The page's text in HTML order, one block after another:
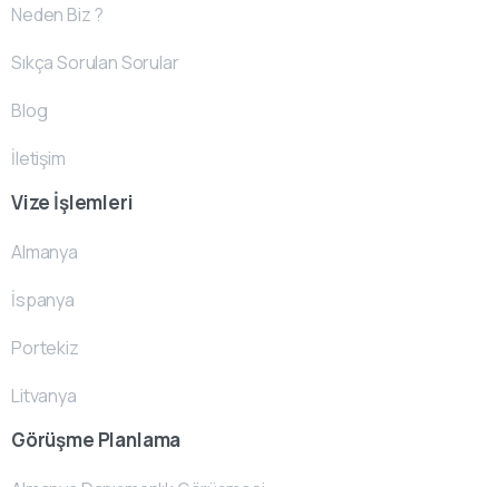
Neden Biz ?
Sıkça Sorulan Sorular
Blog
İletişim
Vize İşlemleri
Almanya
İspanya
Portekiz
Litvanya
Görüşme Planlama